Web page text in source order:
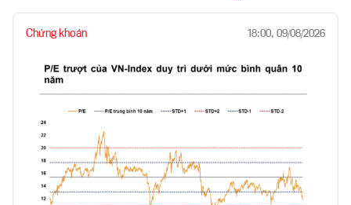
Chứng khoán 18:00, 09/08/2026